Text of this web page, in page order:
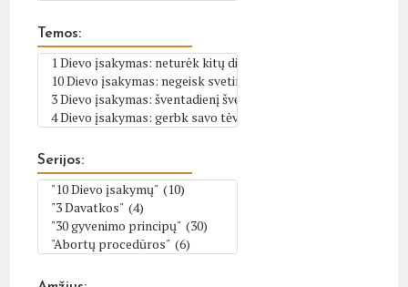
Temos:
Serijos: